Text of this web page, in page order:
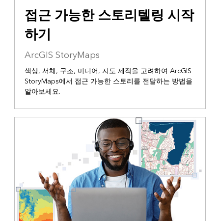
접근 가능한 스토리텔링 시작
하기
ArcGIS StoryMaps
색상, 서체, 구조, 미디어, 지도 제작을 고려하여 ArcGIS
StoryMaps에서 접근 가능한 스토리를 전달하는 방법을
알아보세요.